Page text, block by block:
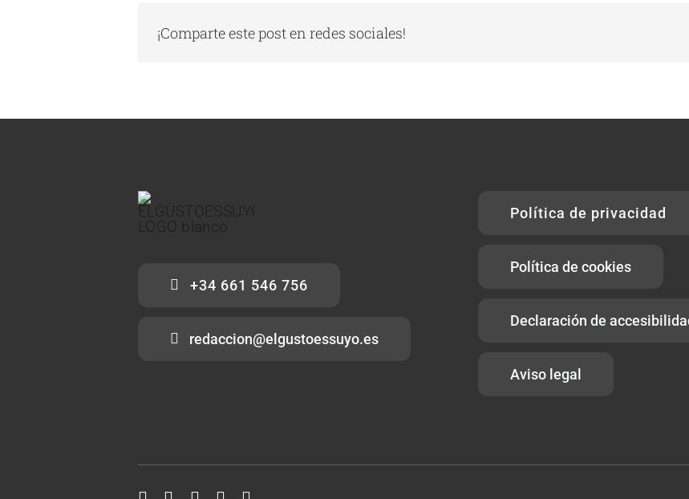
¡Comparte este post en redes sociales!
+34 661 546 756
redaccion@elgustoessuyo.es
Política de privacidad
Política de cookies
Declaración de
Aviso legal